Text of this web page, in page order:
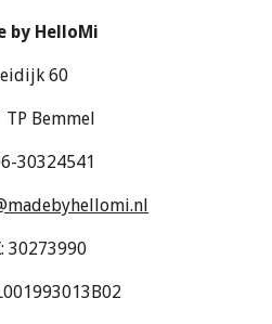
by HelloMi
60
TP Bemmel
30324541
30273990